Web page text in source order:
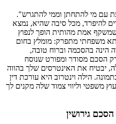
עם מי להתחתן וממי להתגרש".
להיפרד, מכל סיבה שהיא, נמצא
אמת מהותית הופך לנפוץ
משפחתי מתפרק: מומלץ בחום
הינה בהסכמה וברוח טובה,
רק הסכם מסודר ומפורט שנוסח
יבטיח את האינטרסים שלך בהווה
הילה וינטרוב היא עורכת דין
משפטי וליווי צמוד שלה מקנים לך
גירושין